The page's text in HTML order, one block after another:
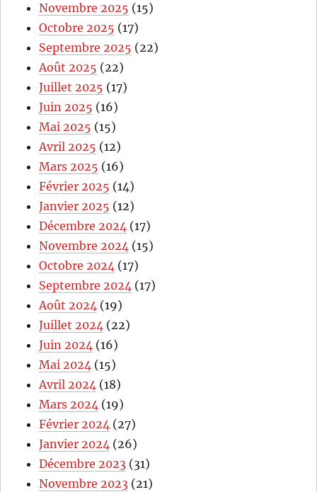
Novembre 2025 (15)
Octobre 2025 (17)
Septembre 2025 (22)
Août 2025 (22)
Juillet 2025 (17)
Juin 2025 (16)
Mai 2025 (15)
Avril 2025 (12)
Mars 2025 (16)
Février 2025 (14)
Janvier 2025 (12)
Décembre 2024 (17)
Novembre 2024 (15)
Octobre 2024 (17)
Septembre 2024 (17)
Août 2024 (19)
Juillet 2024 (22)
Juin 2024 (16)
Mai 2024 (15)
Avril 2024 (18)
Mars 2024 (19)
Février 2024 (27)
Janvier 2024 (26)
Décembre 2023 (31)
Novembre 2023 (21)